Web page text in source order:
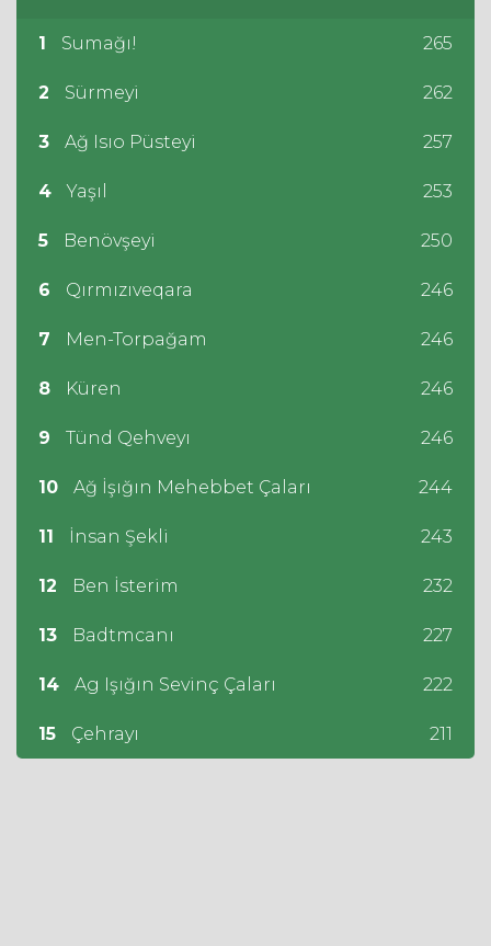
1 Sumağı! 265
2 Sürmeyi 262
3 Ağ Isıo Püsteyi 257
4 Yaşıl 253
5 Benövşeyi 250
6 Qırmızıveqara 246
7 Men-Torpağam 246
8 Küren 246
9 Tünd Qehveyı 246
10 Ağ İşığın Mehebbet Çaları 244
11 İnsan Şekli 243
12 Ben İsterim 232
13 Badtmcanı 227
14 Ag Işığın Sevinç Çaları 222
15 Çehrayı 211